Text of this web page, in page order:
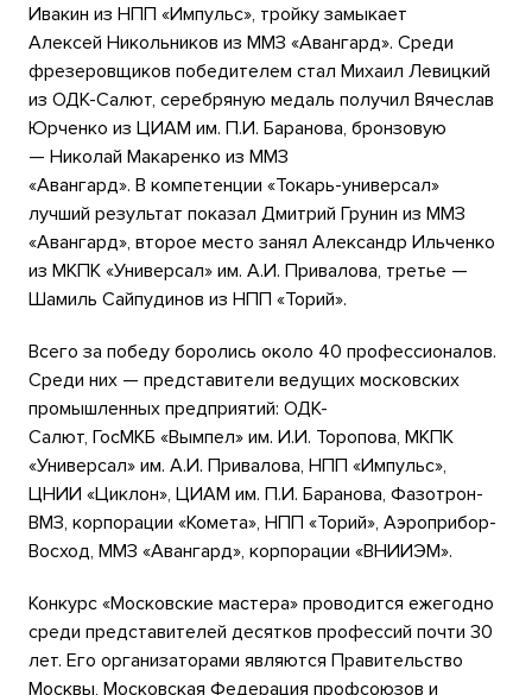
Ивакин из НПП «Импульс», тройку замыкает
Алексей Никольников из ММЗ «Авангард». Среди
фрезеровщиков победителем стал Михаил Левицкий
из ОДК-Салют, серебряную медаль получил Вячеслав
Юрченко из ЦИАМ им. П.И. Баранова, бронзовую
— Николай Макаренко из ММЗ
«Авангард». В компетенции «Токарь-универсал»
лучший результат показал Дмитрий Грунин из ММЗ
«Авангард», второе место занял Александр Ильченко
из МКПК «Универсал» им. А.И. Привалова, третье —
Шамиль Сайпудинов из НПП «Торий».
Всего за победу боролись около 40 профессионалов.
Среди них — представители ведущих московских
промышленных предприятий: ОДК-
Салют, ГосМКБ «Вымпел» им. И.И. Торопова, МКПК
«Универсал» им. А.И. Привалова, НПП «Импульс»,
ЦНИИ «Циклон», ЦИАМ им. П.И. Баранова, Фазотрон-
ВМЗ, корпорации «Комета», НПП «Торий», Аэроприбор-
Восход, ММЗ «Авангард», корпорации «ВНИИЭМ».
Конкурс «Московские мастера» проводится ежегодно
среди представителей десятков профессий почти 30
лет. Его организаторами являются Правительство
Москвы, Московская Федерация профсоюзов и